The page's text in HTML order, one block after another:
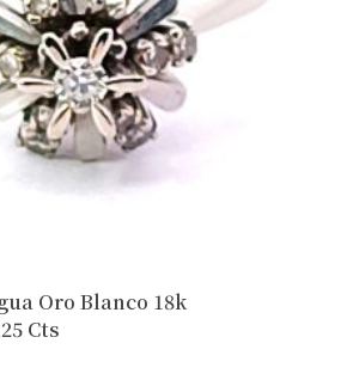
Oro Blanco 18k
Cts